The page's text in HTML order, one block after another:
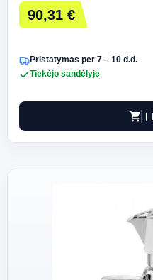
90,31 €
Pristatymas per 7 – 10 d.d.
Tiekėjo sandėlyje
shopping_cart Į